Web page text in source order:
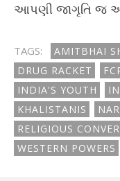
આપણી જાગૃતિ જ
TAGS: AMITBHAI
DRUG RACKET
INDIA'S YOUTH
KHALISTANIS
RELIGIOUS
WESTERN POWERS